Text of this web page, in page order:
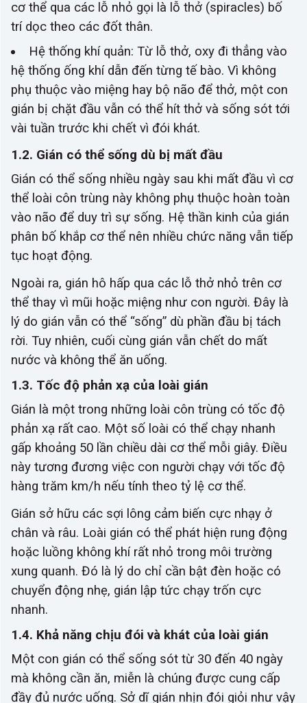
cơ thể qua các lỗ nhỏ gọi là lỗ thở (spiracles) bố
trí dọc theo các đốt thân.
Hệ thống khí quản: Từ lỗ thở, oxy đi thẳng vào
hệ thống ống khí dẫn đến từng tế bào. Vì không
phụ thuộc vào miệng hay bộ não để thở, một con
gián bị chặt đầu vẫn có thể hít thở và sống sót tới
vài tuần trước khi chết vì đói khát.
1.2. Gián có thể sống dù bị mất đầu
Gián có thể sống nhiều ngày sau khi mất đầu vì cơ
thể loài côn trùng này không phụ thuộc hoàn toàn
vào não để duy trì sự sống. Hệ thần kinh của gián
phân bố khắp cơ thể nên nhiều chức năng vẫn tiếp
tục hoạt động.
Ngoài ra, gián hô hấp qua các lỗ thở nhỏ trên cơ
thể thay vì mũi hoặc miệng như con người. Đây là
lý do gián vẫn có thể “sống” dù phần đầu bị tách
rời. Tuy nhiên, cuối cùng gián vẫn chết do mất
nước và không thể ăn uống.
1.3. Tốc độ phản xạ của loài gián
Gián là một trong những loài côn trùng có tốc độ
phản xạ rất cao. Một số loài có thể chạy nhanh
gấp khoảng 50 lần chiều dài cơ thể mỗi giây. Điều
này tương đương việc con người chạy với tốc độ
hàng trăm km/h nếu tính theo tỷ lệ cơ thể.
Gián sở hữu các sợi lông cảm biến cực nhạy ở
chân và râu. Loài gián có thể phát hiện rung động
hoặc luồng không khí rất nhỏ trong môi trường
xung quanh. Đó là lý do chỉ cần bật đèn hoặc có
chuyển động nhẹ, gián lập tức chạy trốn cực
nhanh.
1.4. Khả năng chịu đói và khát của loài gián
Một con gián có thể sống sót từ 30 đến 40 ngày
mà không cần ăn, miễn là chúng được cung cấp
đầy đủ nước uống. Sở dĩ gián nhịn đói giỏi như vậy